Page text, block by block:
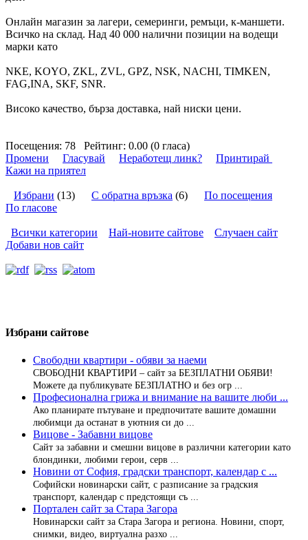
Онлайн магазин за лагери, семеринги, ремъци, к-маншети.
Всичко на склад. Над 40 000 налични позиции на водещи
марки като
NKE, KOYO, ZKL, ZVL, GPZ, NSK, NACHI, TIMKEN,
FAG,INA, SKF, SNR.
Високо качество, бърза доставка, най ниски цени.
Посещения: 78 Рейтинг: 0.00 (0 гласа)
Промени
Гласувай Неработещ линк?
Принтирай
Кажи на приятел
Избрани (13) С обратна връзка (6) По посещения
По гласове
Всички категории Най-новите сайтове
Случаен сайт
Добави нов сайт
Избрани сайтове
Свободни квартири - обяви за наеми
СВОБОДНИ КВАРТИРИ – сайт за БЕЗПЛАТНИ ОБЯВИ!
Можете да публикувате БЕЗПЛАТНО и без огр ...
Професионална грижа и внимание на вашите люби ...
Ако планирате пътуване и предпочитате вашите домашни
любимци да останат в уютния си до ...
Вицове - Забавни вицове
Сайт за забавни и смешни вицове в различни категории като
блондинки, любими герои, серв ...
Новини от София, градски транспорт, календар с ...
Софийски новинарски сайт, с разписание за градския
транспорт, календар с предстоящи съ ...
Портален сайт за Стара Загора
Новинарски сайт за Стара Загора и региона. Новини, спорт,
снимки, видео, виртуална разхо ...